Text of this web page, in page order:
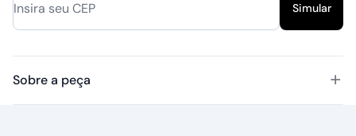
Simular
Sobre a peça